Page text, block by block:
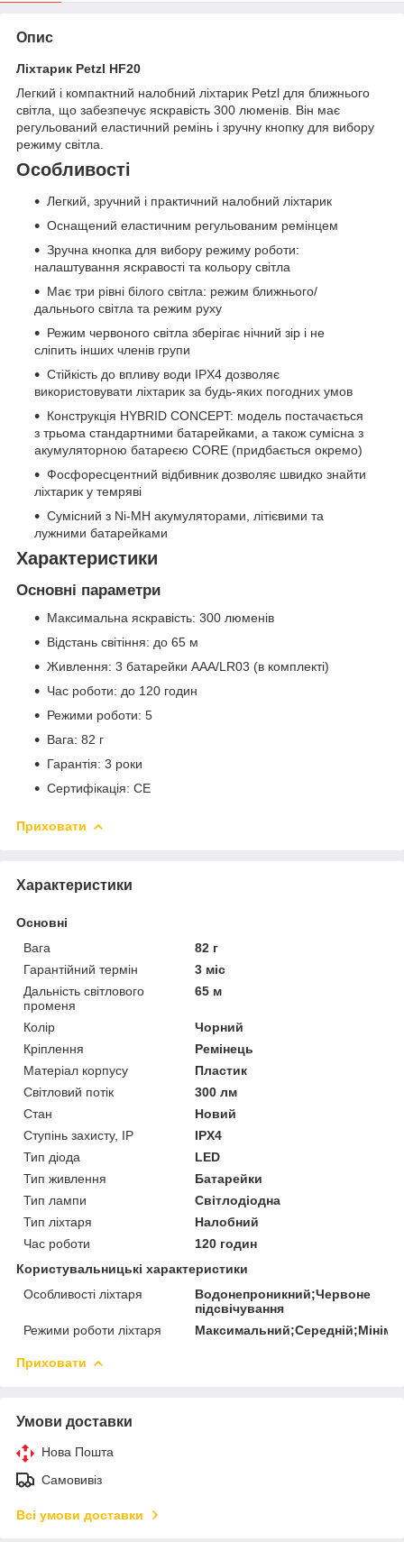
Опис
Ліхтарик Petzl HF20
Легкий і компактний налобний ліхтарик Petzl для ближнього
світла, що забезпечує яскравість 300 люменів. Він має
регульований еластичний ремінь і зручну кнопку для вибору
режиму світла.
Особливості
Легкий, зручний і практичний налобний ліхтарик
Оснащений еластичним регульованим ремінцем
Зручна кнопка для вибору режиму роботи:
налаштування яскравості та кольору світла
Має три рівні білого світла: режим ближнього/
дальнього світла та режим руху
Режим червоного світла зберігає нічний зір і не
сліпить інших членів групи
Стійкість до впливу води IPX4 дозволяє
використовувати ліхтарик за будь-яких погодних умов
Конструкція HYBRID CONCEPT: модель постачається
з трьома стандартними батарейками, а також сумісна з
акумуляторною батареєю CORE (придбається окремо)
Фосфоресцентний відбивник дозволяє швидко знайти
ліхтарик у темряві
Сумісний з Ni-MH акумуляторами, літієвими та
лужними батарейками
Характеристики
Основні параметри
Максимальна яскравість: 300 люменів
Відстань світіння: до 65 м
Живлення: 3 батарейки AAA/LR03 (в комплекті)
Час роботи: до 120 годин
Режими роботи: 5
Вага: 82 г
Гарантія: 3 роки
Сертифікація: CE
Приховати
Характеристики
Основні
Вага
82 г
Гарантійний термін
3 міс
Дальність світлового
променя
65 м
Колір
Чорний
Кріплення
Ремінець
Матеріал корпусу
Пластик
Світловий потік
300 лм
Стан
Новий
Ступінь захисту, IP
IPX4
Тип діода
LED
Тип живлення
Батарейки
Тип лампи
Світлодіодна
Тип ліхтаря
Налобний
Час роботи
120 годин
Користувальницькі характеристики
Особливості ліхтаря
Водонепроникний;Червоне
підсвічування
Режими роботи ліхтаря
Приховати
Умови доставки
Нова Пошта
Самовивіз
Всі умови доставки